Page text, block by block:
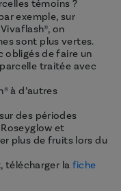
témoins ?
exemple, sur
on
sont plus vertes.
obligés de faire un
traitée avec
à d’autres
des périodes
et
plus de fruits lors du
télécharger la fiche